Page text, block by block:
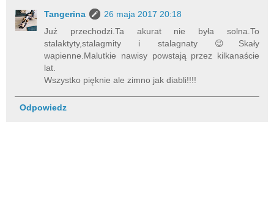
Tangerina
26 maja 2017 20:18
Już przechodzi.Ta akurat nie była solna.To
stalaktyty,stalagmity i stalagnaty 😉Skały
wapienne.Malutkie nawisy powstają przez kilkanaście
lat.
Wszystko pięknie ale zimno jak diabli!!!!
Odpowiedz